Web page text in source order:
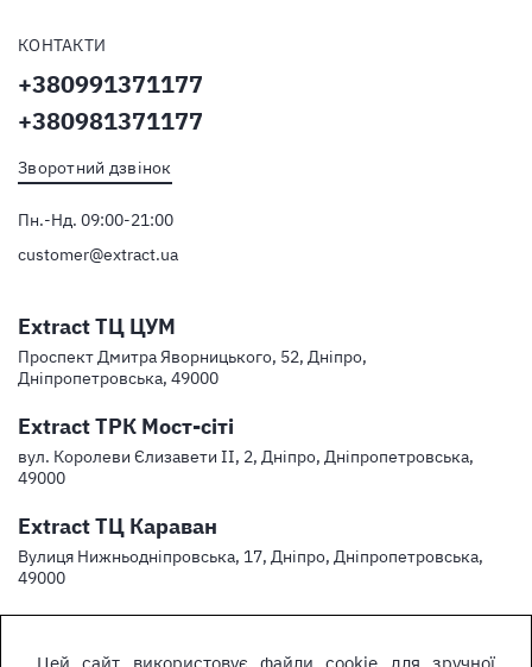
КОНТАКТИ
+380991371177
+380981371177
Зворотний дзвінок
Пн.-Нд. 09:00-21:00
customer@extract.ua
Extract ТЦ ЦУМ
Проспект Дмитра Яворницького, 52, Дніпро,
Дніпропетровська, 49000
Extract ТРК Мост-сіті
вул. Королеви Єлизавети ІІ, 2, Дніпро, Дніпропетровська,
49000
Extract ТЦ Караван
Вулиця Нижньодніпровська, 17, Дніпро, Дніпропетровська,
49000